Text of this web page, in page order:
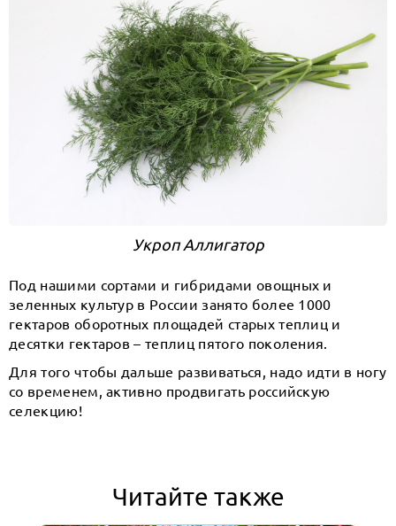
Укроп Аллигатор
Под нашими сортами и гибридами овощных и
зеленных культур в России занято более 1000
гектаров оборотных площадей старых теплиц и
десятки гектаров – теплиц пятого поколения.
Для того чтобы дальше развиваться, надо идти в ногу
со временем, активно продвигать российскую
селекцию!
Читайте также